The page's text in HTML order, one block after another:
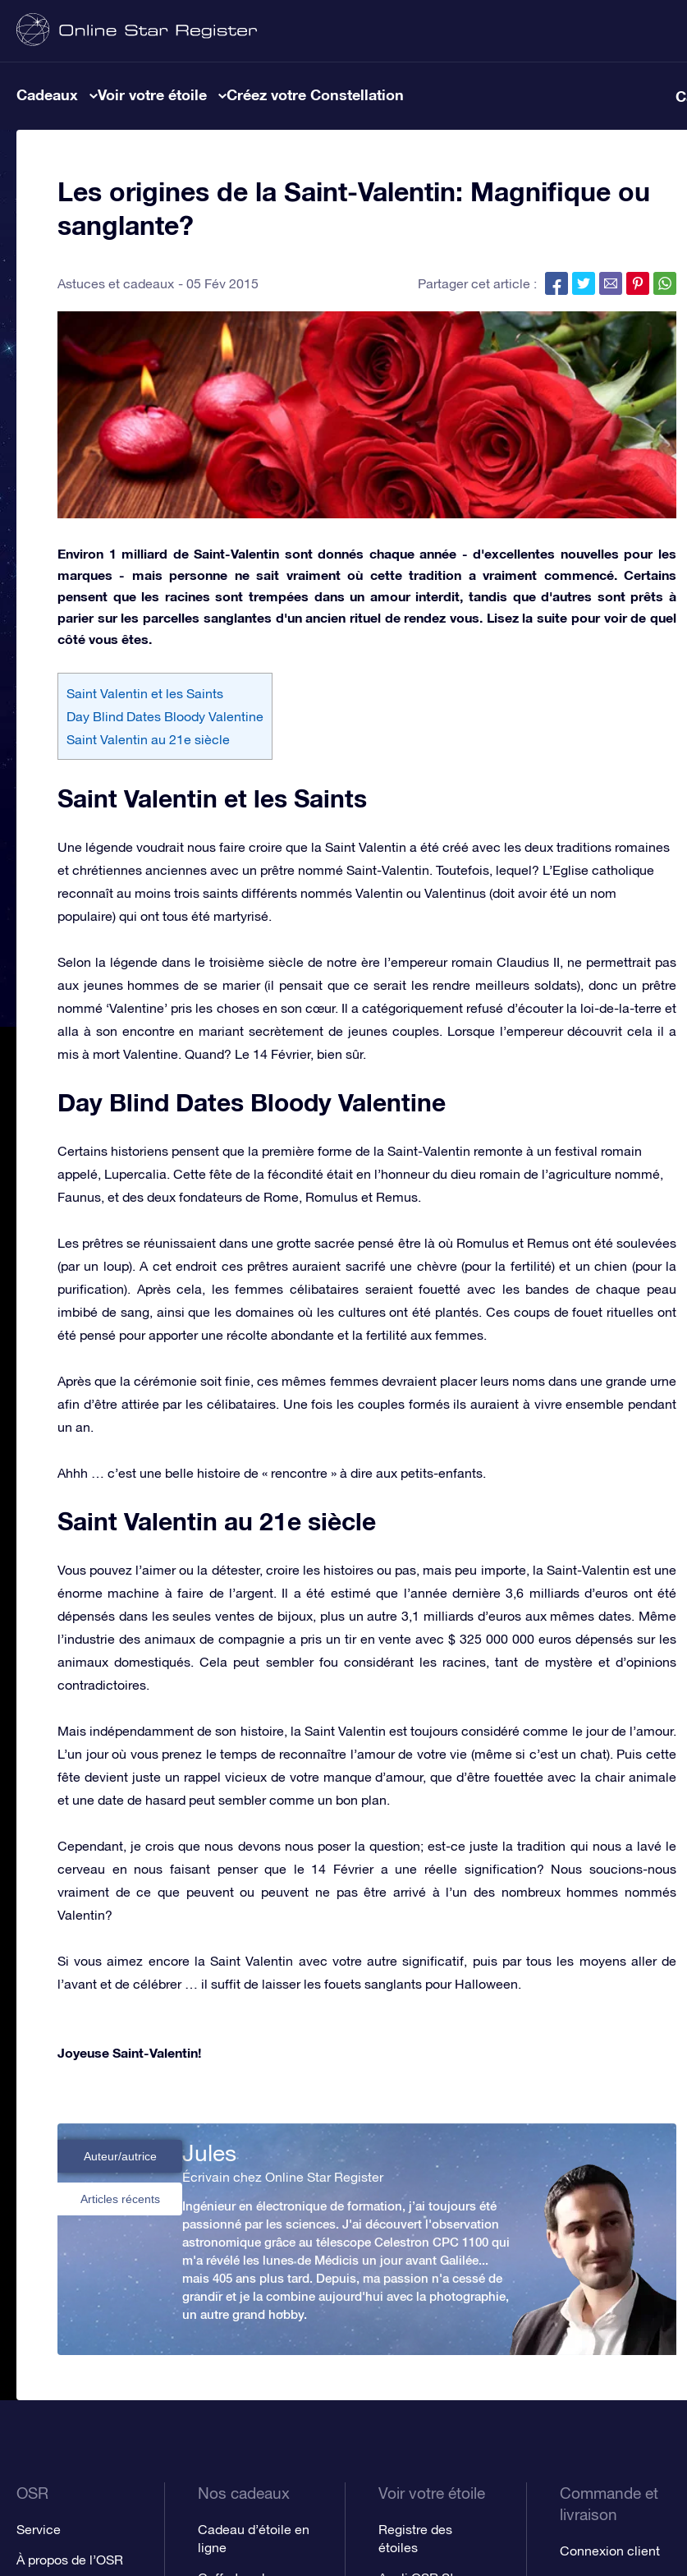
Cadeaux Voir votre étoile Créez votre Constellation
Les origines de la Saint-Valentin: Magnifique ou
sanglante?
Astuces et cadeaux 05 Fév 2015 Partager cet article :
Environ 1 milliard de Saint-Valentin sont donnés chaque année - d'excellentes nouvelles pour les
marques - mais personne ne sait vraiment où cette tradition a vraiment commencé. Certains
pensent que les racines sont trempées dans un amour interdit, tandis que d'autres sont prêts à
parier sur les parcelles sanglantes d'un ancien rituel de rendez vous. Lisez la suite pour voir de quel
côté vous êtes.
Saint Valentin et les Saints
Day Blind Dates Bloody Valentine
Saint Valentin au 21e siècle
Saint Valentin et les Saints
Une légende voudrait nous faire croire que la Saint Valentin a été créé avec les deux traditions romaines
et chrétiennes anciennes avec un prêtre nommé Saint-Valentin. Toutefois, lequel? L’Eglise catholique
reconnaît au moins trois saints différents nommés Valentin ou Valentinus (doit avoir été un nom
populaire) qui ont tous été martyrisé.
Selon la légende dans le troisième siècle de notre ère l’empereur romain Claudius II, ne permettrait pas
aux jeunes hommes de se marier (il pensait que ce serait les rendre meilleurs soldats), donc un prêtre
nommé ‘Valentine’ pris les choses en son cœur. Il a catégoriquement refusé d’écouter la loi-de-la-terre et
alla à son encontre en mariant secrètement de jeunes couples. Lorsque l’empereur découvrit cela il a
mis à mort Valentine. Quand? Le 14 Février, bien sûr.
Day Blind Dates Bloody Valentine
Certains historiens pensent que la première forme de la Saint-Valentin remonte à un festival romain
appelé, Lupercalia. Cette fête de la fécondité était en l’honneur du dieu romain de l’agriculture nommé,
Faunus, et des deux fondateurs de Rome, Romulus et Remus.
Les prêtres se réunissaient dans une grotte sacrée pensé être là où Romulus et Remus ont été soulevées
(par un loup). A cet endroit ces prêtres auraient sacrifé une chèvre (pour la fertilité) et un chien (pour la
purification). Après cela, les femmes célibataires seraient fouetté avec les bandes de chaque peau
imbibé de sang, ainsi que les domaines où les cultures ont été plantés. Ces coups de fouet rituelles ont
été pensé pour apporter une récolte abondante et la fertilité aux femmes.
Après que la cérémonie soit finie, ces mêmes femmes devraient placer leurs noms dans une grande urne
afin d’être attirée par les célibataires. Une fois les couples formés ils auraient à vivre ensemble pendant
un an.
Ahhh … c’est une belle histoire de « rencontre » à dire aux petits-enfants.
Saint Valentin au 21e siècle
Vous pouvez l’aimer ou la détester, croire les histoires ou pas, mais peu importe, la Saint-Valentin est une
énorme machine à faire de l’argent. Il a été estimé que l’année dernière 3,6 milliards d’euros ont été
dépensés dans les seules ventes de bijoux, plus un autre 3,1 milliards d’euros aux mêmes dates. Même
l’industrie des animaux de compagnie a pris un tir en vente avec $ 325 000 000 euros dépensés sur les
animaux domestiqués. Cela peut sembler fou considérant les racines, tant de mystère et d’opinions
contradictoires.
Mais indépendamment de son histoire, la Saint Valentin est toujours considéré comme le jour de l’amour.
L’un jour où vous prenez le temps de reconnaître l’amour de votre vie (même si c’est un chat). Puis cette
fête devient juste un rappel vicieux de votre manque d’amour, que d’être fouettée avec la chair animale
et une date de hasard peut sembler comme un bon plan.
Cependant, je crois que nous devons nous poser la question; est-ce juste la tradition qui nous a lavé le
cerveau en nous faisant penser que le 14 Février a une réelle signification? Nous soucions-nous
vraiment de ce que peuvent ou peuvent ne pas être arrivé à l’un des nombreux hommes nommés
Valentin?
Si vous aimez encore la Saint Valentin avec votre autre significatif, puis par tous les moyens aller de
l’avant et de célébrer … il suffit de laisser les fouets sanglants pour Halloween.
Joyeuse Saint-Valentin!
Auteur/autrice
Articles récents
Jules
Écrivain chez Online Star Register
Ingénieur en électronique de formation, j’ai toujours été
passionné par les sciences. J'ai découvert l'observation
astronomique grâce au télescope Celestron CPC 1100 qui
m'a révélé les lunes de Médicis un jour avant Galilée...
mais 405 ans plus tard. Depuis, ma passion n'a cessé de
grandir et je la combine aujourd'hui avec la photographie,
un autre grand hobby.
OSR
Service
À propos de l’OSR
Nos cadeaux
Cadeau d’étoile en
ligne
Voir votre étoile
Registre des
étoiles
Commande et
livraison
Connexion client